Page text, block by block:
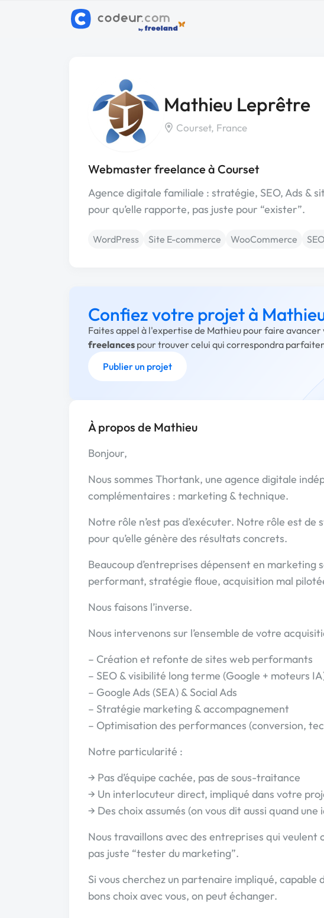
Mathieu Leprêtre
Courset, France
Webmaster freelance à Courset
Agence digitale familiale : stratégie, SEO, Ads &
pour qu’elle rapporte, pas juste pour “exister”.
WordPress Site E-commerce WooCommerce
Confiez votre projet à
Faites appel à l'expertise de Mathieu pour faire
freelances pour trouver celui qui correspondra
Publier un projet
À propos de Mathieu
Bonjour,
Nous sommes Thortank, une agence digitale
complémentaires : marketing & technique.
Notre rôle n’est pas d’exécuter. Notre rôle est
pour qu’elle génère des résultats concrets.
Beaucoup d’entreprises dépensent en marketing
performant, stratégie floue, acquisition mal
Nous faisons l’inverse.
Nous intervenons sur l’ensemble de votre
– Création et refonte de sites web performants
– SEO & visibilité long terme (Google + moteurs
– Google Ads (SEA) & Social Ads
– Stratégie marketing & accompagnement
– Optimisation des performances (conversion,
Notre particularité :
→ Pas d’équipe cachée, pas de sous-traitance
→ Un interlocuteur direct, impliqué dans votre
→ Des choix assumés (on vous dit aussi quand une
Nous travaillons avec des entreprises qui veulent
pas juste “tester du marketing”.
Si vous cherchez un partenaire impliqué, capable
bons choix avec vous, on peut échanger.